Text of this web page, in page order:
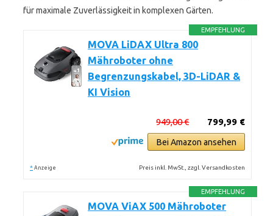
für maximale Zuverlässigkeit in komplexen Gärten.
EMPFEHLUNG
MOVA LiDAX Ultra 800
Mähroboter ohne
Begrenzungskabel, 3D-LiDAR &
KI Vision
799,99 €
949,00 €
Bei Amazon ansehen
* Anzeige Preis inkl. MwSt., zzgl. Versandkosten
EMPFEHLUNG
MOVA ViAX 500 Mähroboter